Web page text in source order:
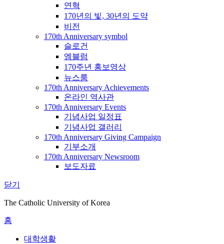
연혁
170년의 빛, 30년의 도약
비전
170th Anniversary symbol
슬로건
엠블럼
170주년 홍보영상
뉴스룸
170th Anniversary Achievements
온라인 역사관
170th Anniversary Events
기념사업 일정표
기념사업 갤러리
170th Anniversary Giving Campaign
기부소개
170th Anniversary Newsroom
보도자료
닫기
The Catholic University of Korea
홈
대학생활